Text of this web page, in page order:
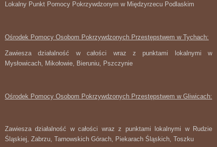
Lokalny Punkt Pomocy Pokrzywdzonym w Międzyrzecu Podlaskim
Ośrodek Pomocy Osobom Pokrzywdzonych Przestępstwem w Tychach:
Zawiesza działalność w całości wraz z punktami lokalnymi w
Mysłowicach, Mikołowie, Bieruniu, Pszczynie
Ośrodek Pomocy Osobom Pokrzywdzonych Przestępstwem w Gliwicach:
Zawiesza działalność w całości wraz z punktami lokalnymi w Rudzie
Śląskiej, Zabrzu, Tarnowskich Górach, Piekarach Śląskich, Toszku